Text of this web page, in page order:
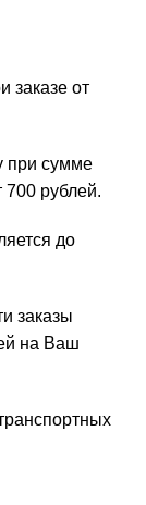
заказе от
при сумме
700 рублей.
до
заказы
на Ваш